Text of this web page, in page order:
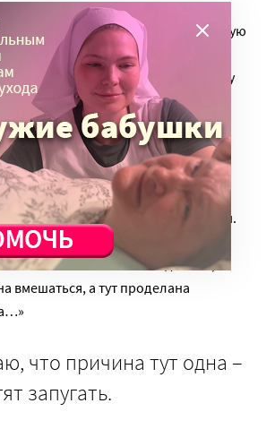
поискать тьютора на школьную
объявление откликнулись
Но всем им в школе по телефону
тьютора в школе нет, и она не
специалистах.
опеки и инспектора пришли
ребенок не посещает школу. Мы
переписку, рассказали о ситуации.
зачем в таком случае школа
«Если бы вы ничего не делали,
вмешаться, а тут проделана
что причина тут одна –
запугать.